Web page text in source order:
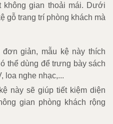
không gian thoải mái. Dưới
gỗ trang trí phòng khách mà
giản, mẫu kệ này thích
thể dùng để trưng bày sách
loa nghe nhạc,...
này sẽ giúp tiết kiệm diện
gian phòng khách rộng